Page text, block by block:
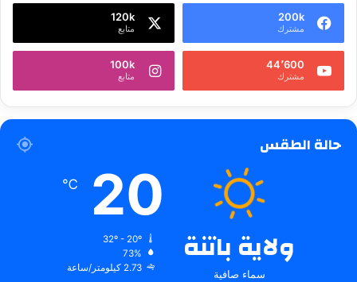
200k
مشترك
120k
متابع
44٬600
مشترك
100k
متابع
حالة الطقس
ولاية باتنة
سماء صافية
20
℃
73%
2.73 كيلومتر/ساعة